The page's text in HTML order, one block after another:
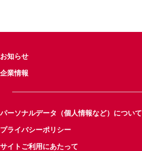
お知らせ
企業情報
パーソナルデータ（個人情報など）について
プライバシーポリシー
サイトご利用にあたって